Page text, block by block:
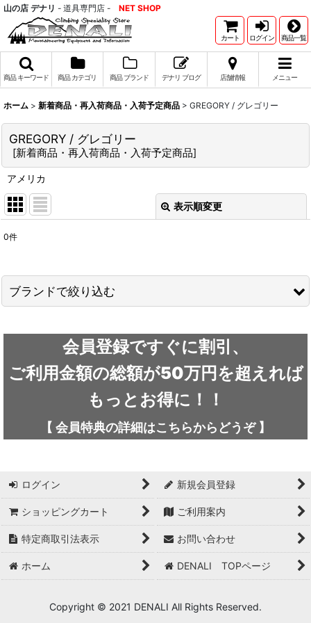
山の店 デナリ - 道具専門店 - NET SHOP
カート ログイン 商品一覧
商品 キーワード 商品 カテゴリ 商品 ブランド デナリ ブログ 店舗情報 メニュー
ホーム > 新着商品・再入荷商品・入荷予定商品 > GREGORY / グレゴリー
GREGORY / グレゴリー
[新着商品・再入荷商品・入荷予定商品]
アメリカ
表示順変更
並び順
0件
ブランドで絞り込む
outdoor element / アウトドアエレメント
AKLIMA / アクリマ
adidas / アディダス
adidas FIVE TEN / アディダス ファイブテン
Atlas / アトラス
ARAI TENT(RIPEN) / アライテント(ライペン)
会員登録ですぐに割引、
ご利用金額の総額が50万円を超えれば
もっとお得に！！
【 会員特典の詳細はこちらから どうぞ】
ログイン 新規会員登録
ショッピングカート ご利用案内
特定商取引法表示 お問い合わせ
ホーム DENALI TOPページ
Copyright © 2021 DENALI All Rights Reserved.